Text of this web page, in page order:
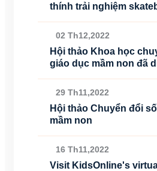
thính trải nghiệm
02 Th12,2022
Hội thảo Khoa học
giáo dục mầm non đã
29 Th11,2022
Hội thảo Chuyển đổi
mầm non
16 Th11,2022
Visit KidsOnline's